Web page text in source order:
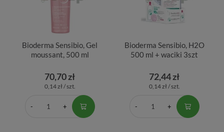
Bioderma Sensibio, Gel
moussant, 500 ml
70,70 zł
0,14 zł / szt.
Bioderma Sensibio, H2O
500 ml + waciki 3szt
72,44 zł
0,14 zł / szt.